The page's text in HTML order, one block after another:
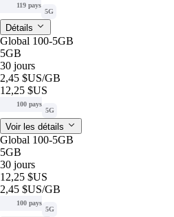
119 pays
5G
Détails
Global 100-5GB
5GB
30 jours
2,45 $US/GB
12,25 $US
100 pays
5G
Voir les détails
Global 100-5GB
5GB
30 jours
12,25 $US
2,45 $US/GB
100 pays
5G